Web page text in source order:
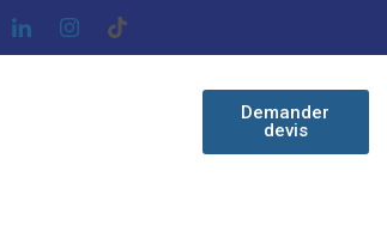
Demander
devis